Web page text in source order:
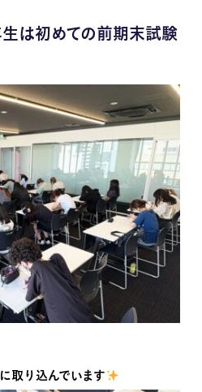
は初めての前期末試験
取り込んでいます